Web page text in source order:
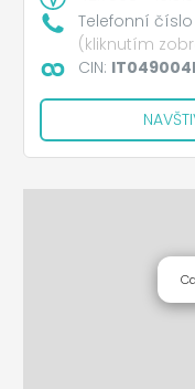
Telefonní číslo
(kliknutím
CIN: